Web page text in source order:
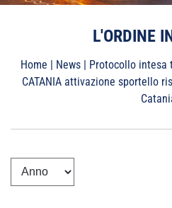
L'ORDINE
Home | News | Protocollo intesa
CATANIA attivazione sportello